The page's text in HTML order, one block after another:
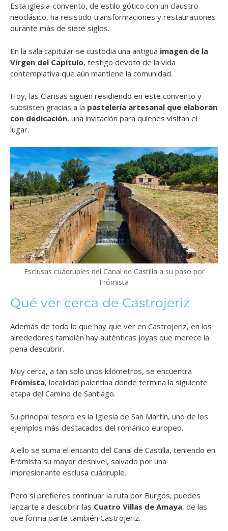
Esta iglesia-convento, de estilo gótico con un claustro
neoclásico, ha resistido transformaciones y restauraciones
durante más de siete siglos.
En la sala capitular se custodia una antigua imagen de la
Virgen del Capítulo, testigo devoto de la vida
contemplativa que aún mantiene la comunidad.
Hoy, las Clarisas siguen residiendo en este convento y
subsisten gracias a la pastelería artesanal que elaboran
con dedicación, una invitación para quienes visitan el
lugar.
Esclusas cuádruples del Canal de Castilla a su paso por
Frómista
Qué ver cerca de Castrojeriz
Además de todo lo que hay que ver en Castrojeriz, en los
alrededores también hay auténticas joyas que merece la
pena descubrir.
Muy cerca, a tan solo unos kilómetros, se encuentra
Frómista, localidad palentina donde termina la siguiente
etapa del Camino de Santiago.
Su principal tesoro es la Iglesia de San Martín, uno de los
ejemplos más destacados del románico europeo.
A ello se suma el encanto del Canal de Castilla, teniendo en
Frómista su mayor desnivel, salvado por una
impresionante esclusa cuádruple.
Pero si prefieres continuar la ruta por Burgos, puedes
lanzarte a descubrir las Cuatro Villas de Amaya, de las
que forma parte también Castrojeriz.